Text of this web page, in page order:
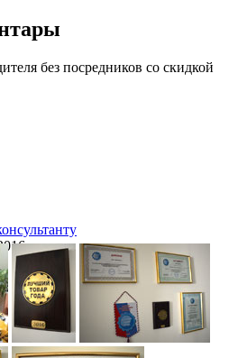
без посредников со скидкой